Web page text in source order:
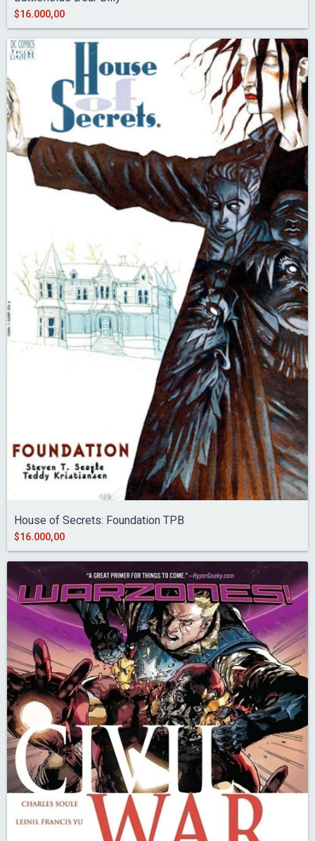
$16.000,00
House of Secrets: Foundation TPB
$16.000,00